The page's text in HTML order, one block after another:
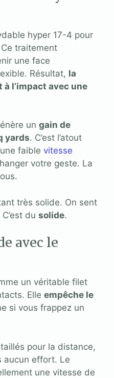
hyper 17-4 pour
traitement
une face
Résultat, la
l’impact avec une
un gain de
yards. C’est l’atout
faible vitesse
votre geste. La
très solide. On sent
du solide.
avec le
un véritable filet
Elle empêche le
si vous frappez un
pour la distance,
aucun effort. Le
une vitesse de